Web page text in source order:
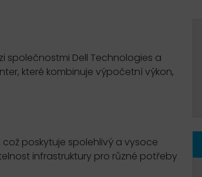
společnostmi Dell Technologies a
které kombinuje výpočetní výkon,
což poskytuje spolehlivý a vysoce
infrastruktury pro různé potřeby